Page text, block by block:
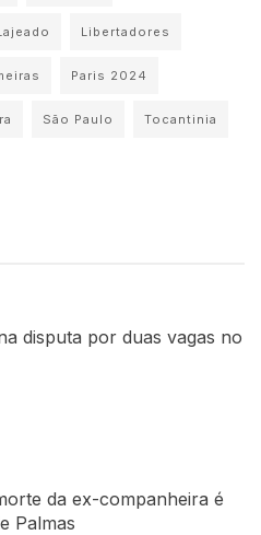
Libertadores
Paris 2024
São Paulo Tocantinia
disputa por duas vagas no
da ex-companheira é
Palmas